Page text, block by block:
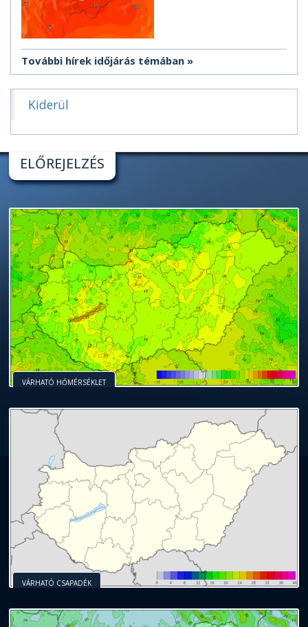
További hírek időjárás témában
Kiderül
ELŐREJELZÉS
VÁRHATÓ HŐMÉRSÉKLET
VÁRHATÓ CSAPADÉK